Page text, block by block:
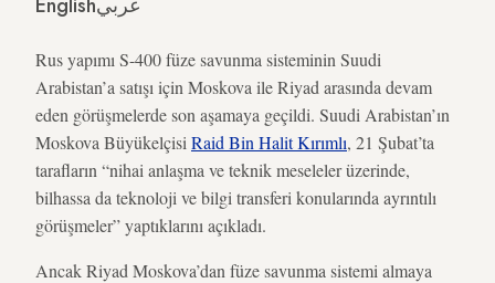
Rus yapımı S-400 füze savunma sisteminin Suudi
Arabistan’a satışı için Moskova ile Riyad arasında devam
eden görüşmelerde son aşamaya geçildi. Suudi Arabistan’ın
Moskova Büyükelçisi Raid Bin Halit Kırımlı, 21 Şubat’ta
tarafların “nihai anlaşma ve teknik meseleler üzerinde,
bilhassa da teknoloji ve bilgi transferi konularında ayrıntılı
görüşmeler” yaptıklarını açıkladı.
Ancak Riyad Moskova’dan füze savunma sistemi almaya